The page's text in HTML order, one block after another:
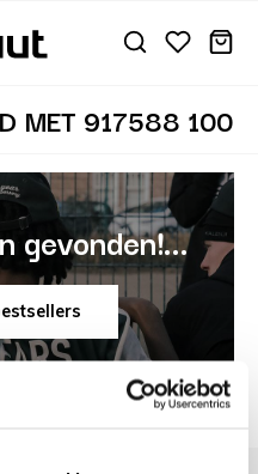
MET 917588 100
gevonden!...